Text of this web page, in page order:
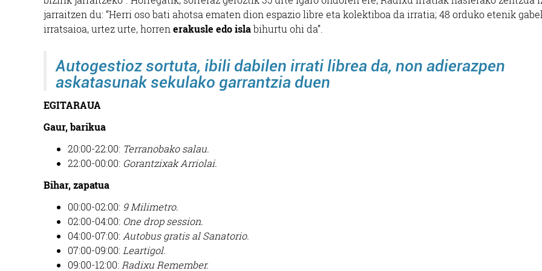
jarraitzen du: “Herri oso bati ahotsa ematen dion espazio libre eta kolektiboa da irratia; 48 orduko etenik
irratsaioa, urtez urte, horren erakusle edo islabihurtu ohi da”.
Autogestioz sortuta, ibili dabilen irrati librea da, non adierazpen
askatasunak sekulako garrantzia duen
EGITARAUA
Gaur, barikua
20:00-22:00: Terranobako salau.
22:00-00:00: Gorantzixak Arriolai.
Bihar, zapatua
00:00-02:00: 9 Milimetro.
02:00-04:00: One drop session.
04:00-07:00: Autobus gratis al Sanatorio.
07:00-09:00: Leartigol.
09:00-12:00: Radixu Remember.